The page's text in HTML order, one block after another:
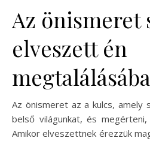
Az önismeret
elveszett én
Az önismeret az a kulcs, amely
belső világunkat, és megérteni,
Amikor elveszettnek érezzük